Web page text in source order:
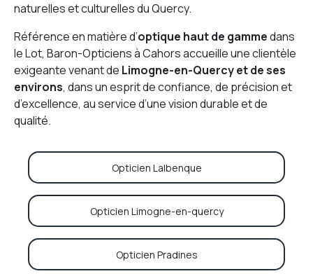
naturelles et culturelles du Quercy.
Référence en matière d’optique haut de gammedans
le Lot, Baron-Opticiens à Cahors accueille une clientèle
exigeante venant de Limogne-en-Quercy et de ses
environs, dans un esprit de confiance, de précision et
d’excellence, au service d’une vision durable et de
qualité.
Opticien Lalbenque
Opticien Limogne-en-quercy
Opticien Pradines